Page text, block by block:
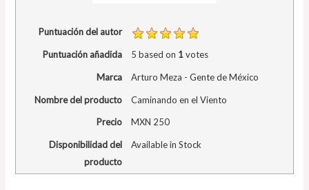
Puntuación del autor
Puntuación añadida 5 based on 1votes
Marca Arturo Meza - Gente de México
Nombre del producto Caminando en el Viento
Precio MXN 250
Disponibilidad del
producto
Available in Stock